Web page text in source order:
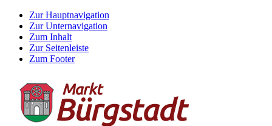
Zur Hauptnavigation
Zur Unternavigation
Zum Inhalt
Zur Seitenleiste
Zum Footer